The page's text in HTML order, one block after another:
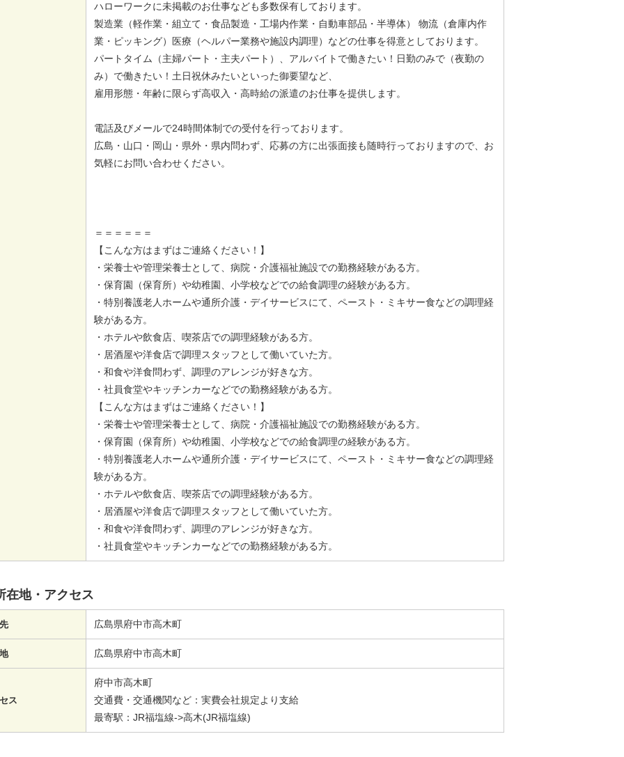
ハローワークに未掲載のお仕事なども多数保有しております。
製造業（軽作業・組立て・食品製造・工場内作業・自動車部品・半導体） 物流（倉庫内作
業・ピッキング）医療（ヘルパー業務や施設内調理）などの仕事を得意としております。
パートタイム（主婦パート・主夫パート）、アルバイトで働きたい！日勤のみで（夜勤の
み）で働きたい！土日祝休みたいといった御要望など、
雇用形態・年齢に限らず高収入・高時給の派遣のお仕事を提供します。
電話及びメールで24時間体制での受付を行っております。
広島・山口・岡山・県外・県内問わず、応募の方に出張面接も随時行っておりますので、お
気軽にお問い合わせください。
＝＝＝＝＝＝
【こんな方はまずはご連絡ください！】
・栄養士や管理栄養士として、病院・介護福祉施設での勤務経験がある方。
・保育園（保育所）や幼稚園、小学校などでの給食調理の経験がある方。
・特別養護老人ホームや通所介護・デイサービスにて、ペースト・ミキサー食などの調理経
験がある方。
・ホテルや飲食店、喫茶店での調理経験がある方。
・居酒屋や洋食店で調理スタッフとして働いていた方。
・和食や洋食問わず、調理のアレンジが好きな方。
・社員食堂やキッチンカーなどでの勤務経験がある方。
【こんな方はまずはご連絡ください！】
・栄養士や管理栄養士として、病院・介護福祉施設での勤務経験がある方。
・保育園（保育所）や幼稚園、小学校などでの給食調理の経験がある方。
・特別養護老人ホームや通所介護・デイサービスにて、ペースト・ミキサー食などの調理経
験がある方。
・ホテルや飲食店、喫茶店での調理経験がある方。
・居酒屋や洋食店で調理スタッフとして働いていた方。
・和食や洋食問わず、調理のアレンジが好きな方。
・社員食堂やキッチンカーなどでの勤務経験がある方。
在地・アクセス
広島県府中市高木町
広島県府中市高木町
ス
府中市高木町
交通費・交通機関など：実費会社規定より支給
最寄駅：JR福塩線->高木(JR福塩線)